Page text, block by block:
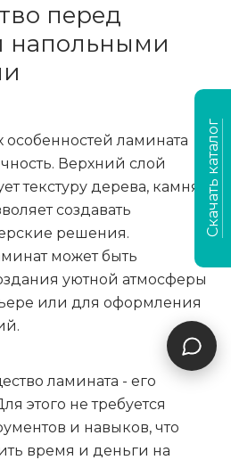
перед
напольными
ламината
Верхний слой
текстуру дерева, камня
создавать
решения.
может быть
уютной атмосферы
или для оформления
ламината - его
этого не требуется
и навыков, что
время и деньги на
Скачать каталог